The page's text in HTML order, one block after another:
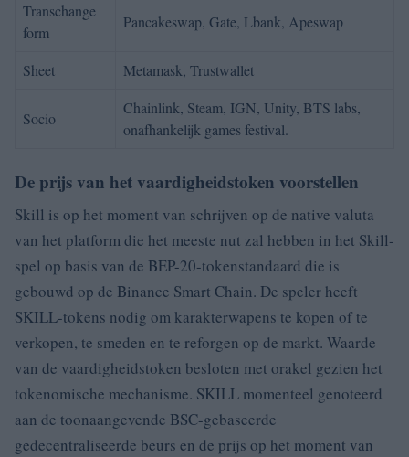
Transchange
form
Pancakeswap, Gate, Lbank, Apeswap
Sheet Metamask, Trustwallet
Socio
Chainlink, Steam, IGN, Unity, BTS labs,
onafhankelijk games festival.
De prijs van het vaardigheidstoken voorstellen
Skill is op het moment van schrijven op de native valuta
van het platform die het meeste nut zal hebben in het Skill-
spel op basis van de BEP-20-tokenstandaard die is
gebouwd op de Binance Smart Chain. De speler heeft
SKILL-tokens nodig om karakterwapens te kopen of te
verkopen, te smeden en te reforgen op de markt. Waarde
van de vaardigheidstoken besloten met orakel gezien het
tokenomische mechanisme. SKILL momenteel genoteerd
aan de toonaangevende BSC-gebaseerde
gedecentraliseerde beurs en de prijs op het moment van